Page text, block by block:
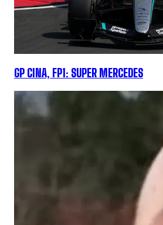
GP CINA, FP1: SUPER MERCEDES